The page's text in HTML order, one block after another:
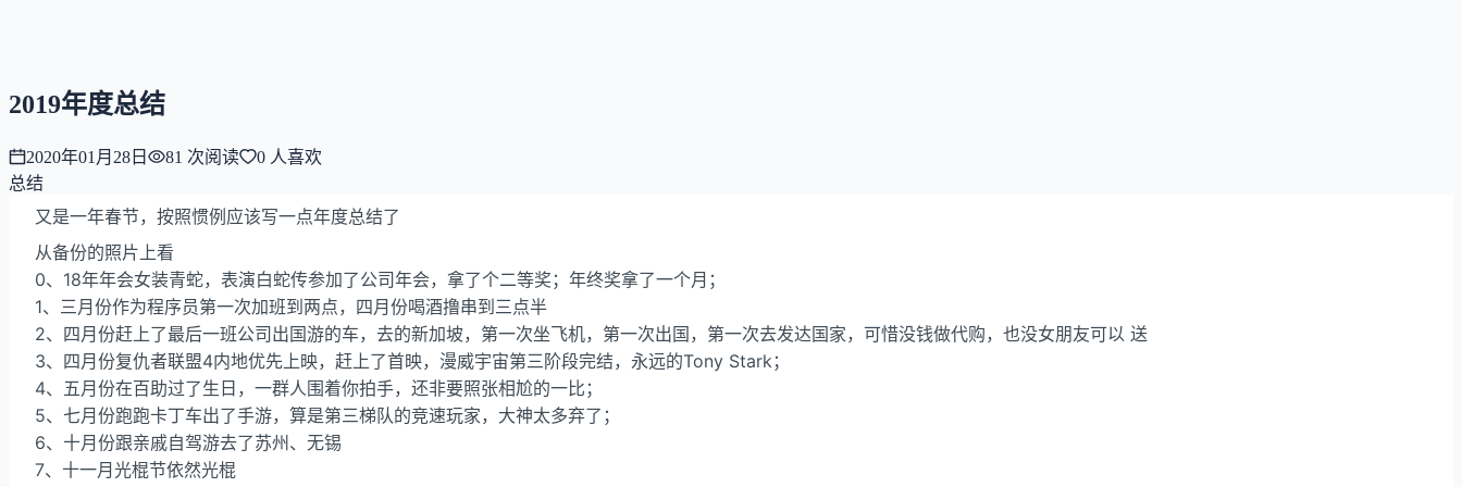
2019年度总结
2020年01月28日 81 次阅读 0 人喜欢
总结
又是一年春节，按照惯例应该写一点年度总结了
从备份的照片上看
0、18年年会女装青蛇，表演白蛇传参加了公司年会，拿了个二等奖；年终奖拿了一个月；
1、三月份作为程序员第一次加班到两点，四月份喝酒撸串到三点半
2、四月份赶上了最后一班公司出国游的车，去的新加坡，第一次坐飞机，第一次出国，第一次去发达国家，可惜没钱做代购，也没女朋友可以 送
3、四月份复仇者联盟4内地优先上映，赶上了首映，漫威宇宙第三阶段完结，永远的Tony Stark；
4、五月份在百助过了生日，一群人围着你拍手，还非要照张相尬的一比；
5、七月份跑跑卡丁车出了手游，算是第三梯队的竞速玩家，大神太多弃了；
6、十月份跟亲戚自驾游去了苏州、无锡
7、十一月光棍节依然光棍